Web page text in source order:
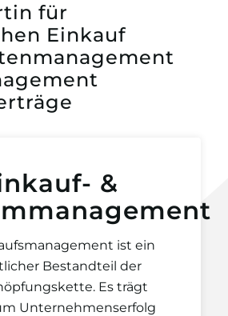
für
Einkauf
&
ist ein
Bestandteil der
Es trägt
Unternehmenserfolg